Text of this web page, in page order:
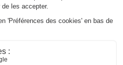
place
à 35 € par séjour. Ces frais